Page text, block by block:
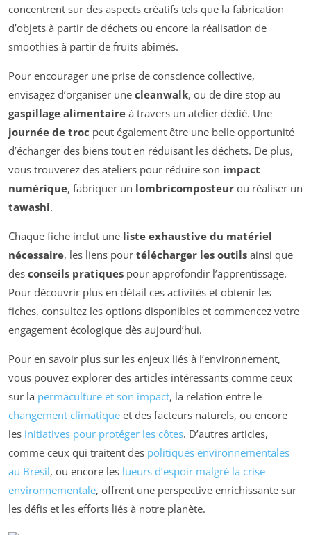
concentrent sur des aspects créatifs tels que la fabrication
d’objets à partir de déchets ou encore la réalisation de
smoothies à partir de fruits abîmés.
Pour encourager une prise de conscience collective,
envisagez d’organiser une cleanwalk, ou de dire stop au
gaspillage alimentaire à travers un atelier dédié. Une
journée de troc peut également être une belle opportunité
d’échanger des biens tout en réduisant les déchets. De plus,
vous trouverez des ateliers pour réduire son impact
numérique, fabriquer un lombricomposteur ou réaliser un
tawashi.
Chaque fiche inclut une liste exhaustive du matériel
nécessaire, les liens pour télécharger les outils ainsi que
des conseils pratiques pour approfondir l’apprentissage.
Pour découvrir plus en détail ces activités et obtenir les
fiches, consultez les options disponibles et commencez votre
engagement écologique dès aujourd’hui.
Pour en savoir plus sur les enjeux liés à l’environnement,
vous pouvez explorer des articles intéressants comme ceux
sur la permaculture et son impact, la relation entre le
changement climatique et des facteurs naturels, ou encore
les initiatives pour protéger les côtes. D’autres articles,
comme ceux qui traitent des politiques environnementales
au Brésil, ou encore les lueurs d’espoir malgré la crise
environnementale, offrent une perspective enrichissante sur
les défis et les efforts liés à notre planète.